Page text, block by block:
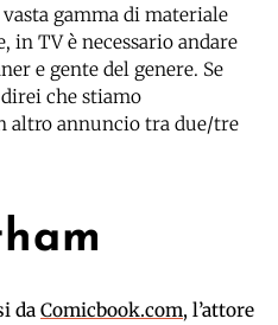
gamma di materiale
in TV è necessario andare
e gente del genere. Se
che stiamo
altro annuncio tra due/tre
da Comicbook.com, l’attore